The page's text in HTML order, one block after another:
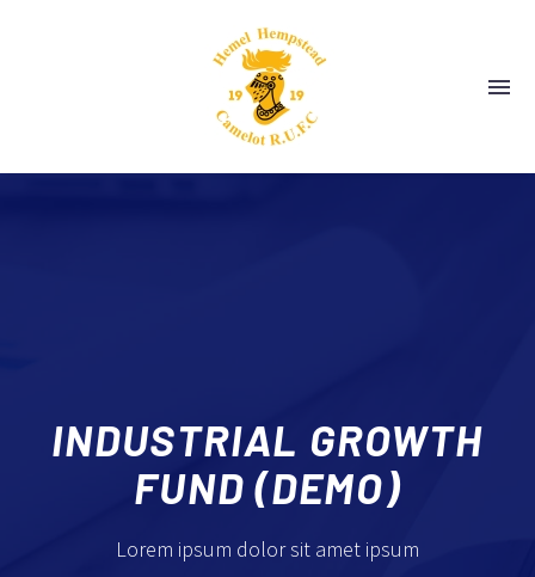
INDUSTRIAL GROWTH
FUND (DEMO)
Lorem ipsum dolor sit amet ipsum